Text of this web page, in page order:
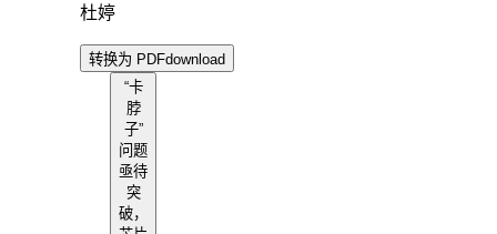
杜婷
转换为 PDFdownload
“卡
脖
子”
问题
亟待
突
破，